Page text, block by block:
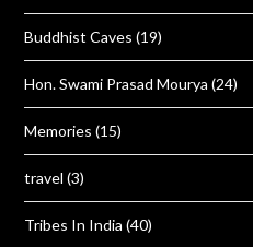
Buddhist Caves (19)
Hon. Swami Prasad Mourya (24)
Memories (15)
travel (3)
Tribes In India (40)